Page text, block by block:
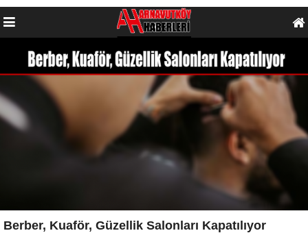
Berber, Kuaför, Güzellik Salonları Kapatılıyor